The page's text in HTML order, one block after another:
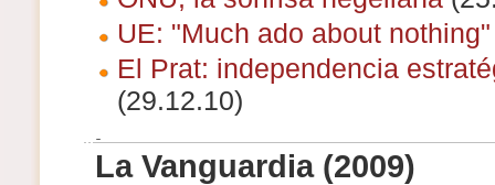
UE: "Much ado about nothing"
El Prat: independencia
(29.12.10)
La Vanguardia (2009)